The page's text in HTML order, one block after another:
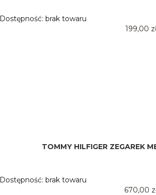
Dostępność: brak towaru
199,00
TOMMY HILFIGER ZEGAREK
Dostępność: brak towaru
670,00